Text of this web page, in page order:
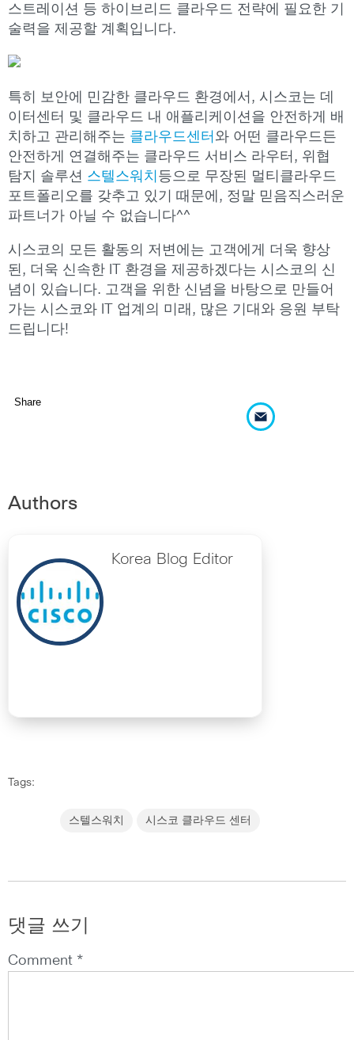
스트레이션 등 하이브리드 클라우드 전략에 필요한 기
술력을 제공할 계획입니다.
특히 보안에 민감한 클라우드 환경에서, 시스코는 데
이터센터 및 클라우드 내 애플리케이션을 안전하게 배
치하고 관리해주는 클라우드센터 와 어떤 클라우드든
안전하게 연결해주는 클라우드 서비스 라우터, 위협
탐지 솔루션 스텔스워치 등으로 무장된 멀티클라우드
포트폴리오를 갖추고 있기 때문에, 정말 믿음직스러운
파트너가 아닐 수 없습니다^^
시스코의 모든 활동의 저변에는 고객에게 더욱 향상
된, 더욱 신속한 IT 환경을 제공하겠다는 시스코의 신
념이 있습니다. 고객을 위한 신념을 바탕으로 만들어
가는 시스코와 IT 업계의 미래, 많은 기대와 응원 부탁
드립니다!
Share
Authors
Korea Blog Editor
Tags:
스텔스워치 시스코 클라우드 센터
댓글 쓰기
Comment *